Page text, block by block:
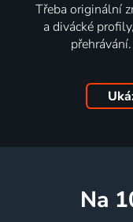
Třeba originální
a divácké
na